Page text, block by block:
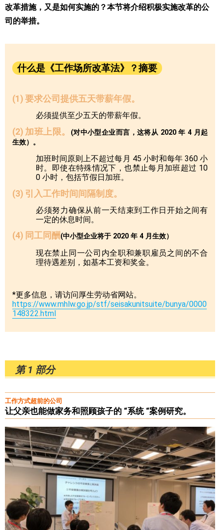
改革措施，又是如何实施的？本节将介绍积极实施改革的公
司的举措。
什么是《工作场所改革法》？摘要
(1) 要求公司提供五天带薪年假。
必须提供至少五天的带薪年假。
(2) 加班上限。
(对中小型企业而言，这将从 2020 年 4 月起
生效）。
加班时间原则上不超过每月 45 小时和每年 360 小
时。即使在特殊情况下，也禁止每月加班超过 10
0 小时，包括节假日加班。
(3) 引入工作时间间隔制度。
必须努力确保从前一天结束到工作日开始之间有
一定的休息时间。
(4) 同工同酬(中小型企业将于 2020 年 4 月生效）
现在禁止同一公司内全职和兼职雇员之间的不合
理待遇差别，如基本工资和奖金。
*更多信息，请访问厚生劳动省网站。
https://www.mhlw.go.jp/stf/seisakunitsuite/bunya/0000
148322.html
第 1 部分
工作方式超前的公司
让父亲也能做家务和照顾孩子的 “系统 “案例研究。